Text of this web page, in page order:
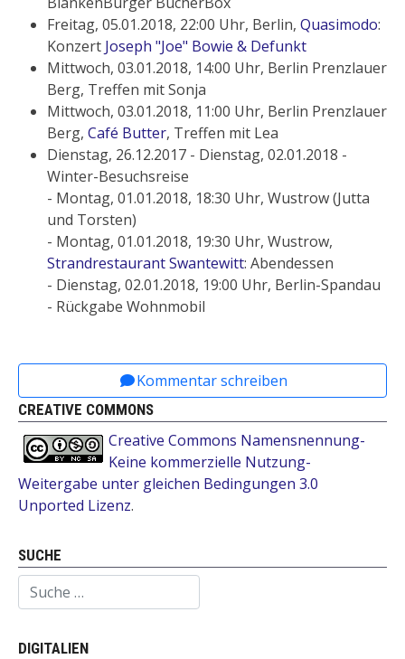
Freitag, 05.01.2018, 22:00 Uhr, Berlin, Quasimodo:
Konzert Joseph "Joe" Bowie & Defunkt
Mittwoch, 03.01.2018, 14:00 Uhr, Berlin Prenzlauer
Berg, Treffen mit Sonja
Mittwoch, 03.01.2018, 11:00 Uhr, Berlin Prenzlauer
Berg, Café Butter, Treffen mit Lea
Dienstag, 26.12.2017 - Dienstag, 02.01.2018 -
Winter-Besuchsreise
- Montag, 01.01.2018, 18:30 Uhr, Wustrow (Jutta
und Torsten)
- Montag, 01.01.2018, 19:30 Uhr, Wustrow,
Strandrestaurant Swantewitt: Abendessen
- Dienstag, 02.01.2018, 19:00 Uhr, Berlin-Spandau
- Rückgabe Wohnmobil
Kommentar schreiben
CREATIVE COMMONS
Creative Commons Namensnennung-
Keine kommerzielle Nutzung-
Weitergabe unter gleichen Bedingungen 3.0
Unported Lizenz.
SUCHE
Suchen
DIGITALIEN